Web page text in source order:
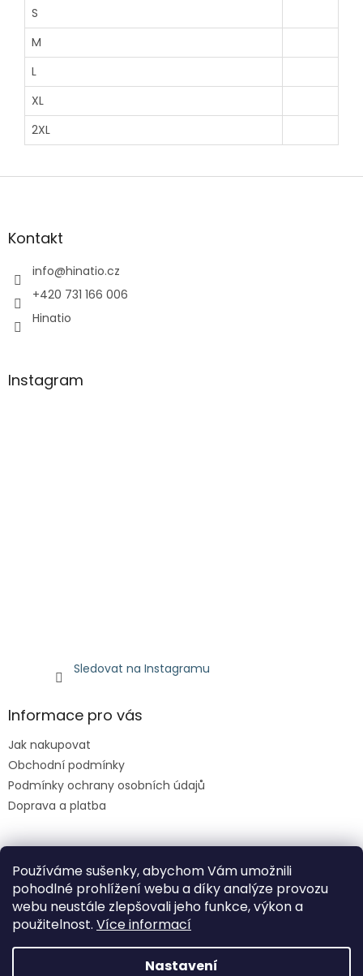
Používáme sušenky, abychom Vám umožnili
pohodlné prohlížení webu a díky analýze provozu
webu neustále zlepšovali jeho funkce, výkon a
použitelnost. Více informací
Nastavení
S
M
L
XL
2XL
Z
aKontakt
info@hinatio.cz
+420 731 166 006
Hinatio
Instagram
Sledovat na Instagramu
Informace pro vás
Jak nakupovat
Obchodní podmínky
Podmínky ochrany osobních údajů
Doprava a platba
Facebook
Vytvořil Shoptet